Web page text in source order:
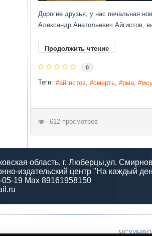
Дорогие друзья, у нас печальная
Александр Анатольевич Айгистов,
Продолжить чтение
0
Теги: айгистов смерть рма
612 просмотров
область, г. Люберцы,ул.
издательский центр "На каждый
05-19 Max 89161958150